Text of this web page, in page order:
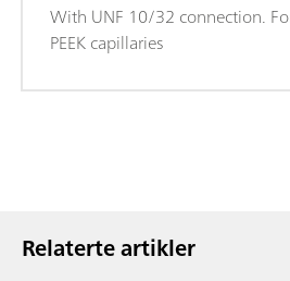
With UNF 10/32 connection.
PEEK capillaries
Relaterte artikler